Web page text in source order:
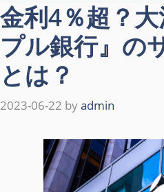
金利4％超？
プル銀行』の
とは？
2023-06-22 byadmin